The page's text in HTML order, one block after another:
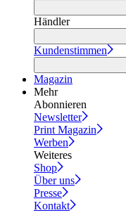
Händler
Kundenstimmen
Magazin
Mehr
Abonnieren
Newsletter
Print Magazin
Werben
Weiteres
Shop
Über uns
Presse
Kontakt